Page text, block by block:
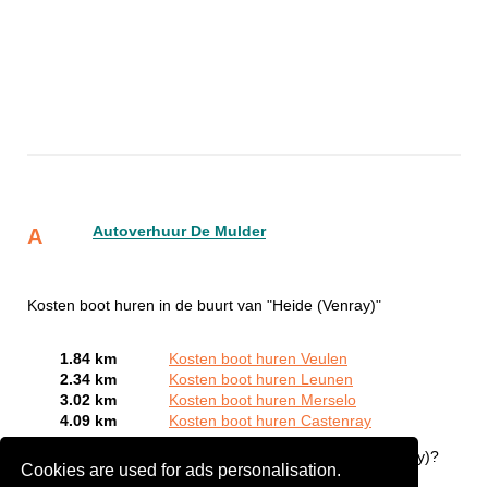
Cookies are used for ads personalisation.
A Autoverhuur De Mulder
Kosten boot huren in de buurt van "Heide (Venray)"
1.84 km
Kosten boot huren Veulen
2.34 km
Kosten boot huren Leunen
3.02 km
Kosten boot huren Merselo
4.09 km
Kosten boot huren Castenray
Bent of kent u een Bootverhuurbedrijven in Heide (Venray)?
Meld een bedrijf gratis aan